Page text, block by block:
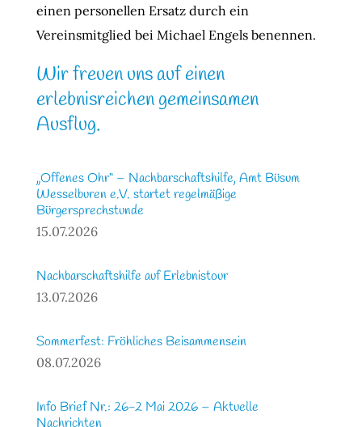
einen personellen Ersatz durch ein
Vereinsmitglied bei Michael Engels benennen.
Wir freuen uns auf einen
erlebnisreichen gemeinsamen
Ausflug.
„Offenes Ohr“ – Nachbarschaftshilfe, Amt Büsum
Wesselburen e.V. startet regelmäßige
Bürgersprechstunde
15.07.2026
Nachbarschaftshilfe auf Erlebnistour
13.07.2026
Sommerfest: Fröhliches Beisammensein
08.07.2026
Info Brief Nr.: 26-2 Mai 2026 – Aktuelle
Nachrichten